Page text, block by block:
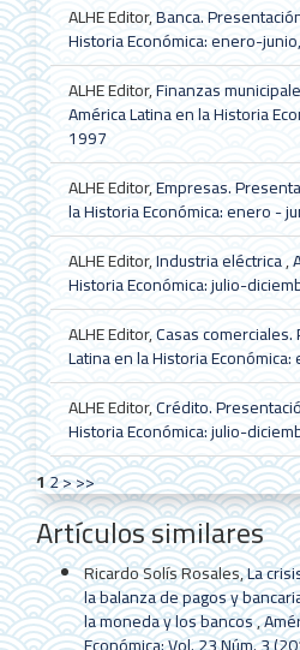
ALHE Editor,Banca.
Historia Económica: enero-
ALHE Editor,Finanzas
América Latina en la Historia
1997
ALHE Editor,Empresas.
la Historia Económica: enero -
ALHE Editor,Industria eléctrica,
Historia Económica: julio-
ALHE Editor,Casas
Latina en la Historia
ALHE Editor,Crédito.
Historia Económica: julio-
12>>>
Artículos similares
Ricardo Solís Rosales,La
la balanza de pagos y
la moneda y los bancos,